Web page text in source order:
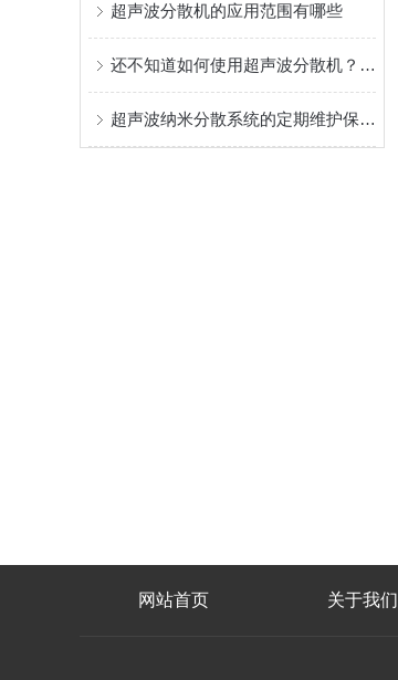
超声波分散机的应用范围有哪些
还不知道如何使用超声波分散机？进来看
超声波纳米分散系统的定期维护保养方法分享
网站首页 关于我们